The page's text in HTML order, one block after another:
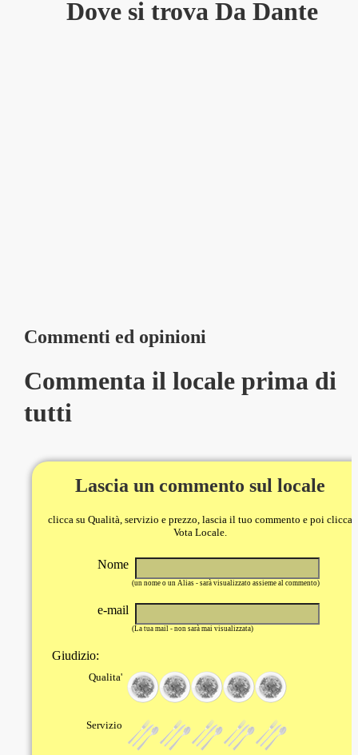
Dove si trova Da Dante
Commenti ed opinioni
Commenta il locale prima di
tutti
Lascia un commento sul locale
clicca su Qualità, servizio e prezzo, lascia il tuo commento e poi clicca
Vota Locale.
Nome
(un nome o un Alias - sarà visualizzato assieme al commento)
e-mail
(La tua mail - non sarà mai visualizzata)
Giudizio:
Qualita'
Servizio